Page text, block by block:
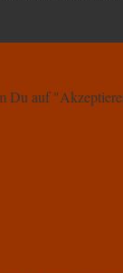
Du auf